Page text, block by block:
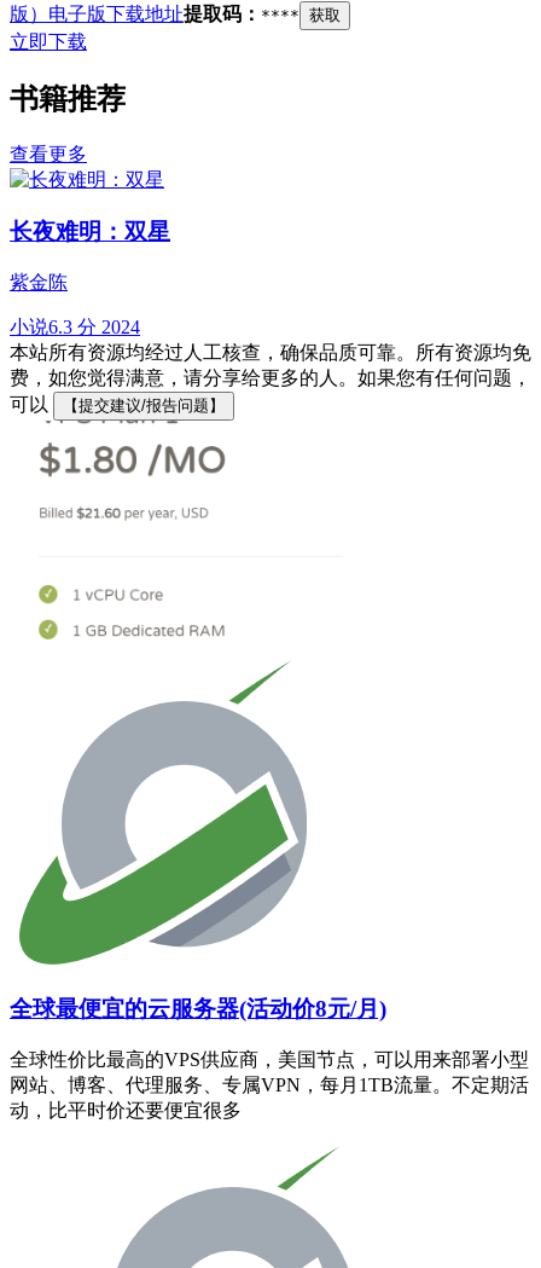
版）电子版下载地址提取码： **** 获取
立即下载
书籍推荐
查看更多
长夜难明：双星
紫金陈
小说6.3 分 2024
本站所有资源均经过人工核查，确保品质可靠。所有资源均免
费，如您觉得满意，请分享给更多的人。如果您有任何问题，
可以
【提交建议/报告问题】
全球最便宜的云服务器(活动价8元/月)
全球性价比最高的VPS供应商，美国节点，可以用来部署小型
网站、博客、代理服务、专属VPN，每月1TB流量。不定期活
动，比平时价还要便宜很多